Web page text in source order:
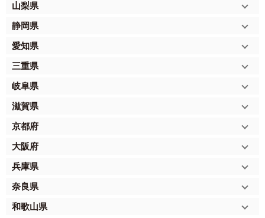
山梨県
静岡県
愛知県
三重県
岐阜県
滋賀県
京都府
大阪府
兵庫県
奈良県
和歌山県